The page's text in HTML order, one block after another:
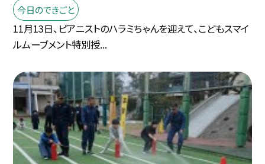
今日のできごと
11月13日、ピアニストのハラミちゃんを迎えて、こどもスマイ
ルムーブメント特別授...